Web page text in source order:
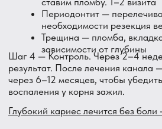
Если боль держится меньше 15 секунд —
ближайшие дни. Если дольше, если болит само
если держите холодную воду во рту —
Лечение канала — не страшно. Страшно не лечить
потерять зуб. Приходите в DentAvenue в
разберёмся и поможем.